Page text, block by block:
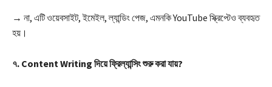
→ না, এটি ওয়েবসাইট, ইমেইল, ল্যান্ডিং পেজ, এমনকি YouTube স্ক্রিপ্টেও ব্যবহৃত
হয়।
৭. Content Writing দিয়ে ফ্রিল্যান্সিং শুরু করা যায়?